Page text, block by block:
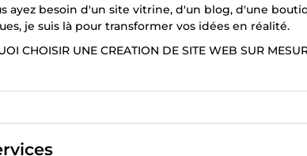
ayez besoin d'un site vitrine, d'un blog, d'une
je suis là pour transformer vos idées en réalité.
CHOISIR UNE CREATION DE SITE WEB SUR
avec un site Web qui reflète parfaitement votre
couleurs, en passant par les fonctionnalités